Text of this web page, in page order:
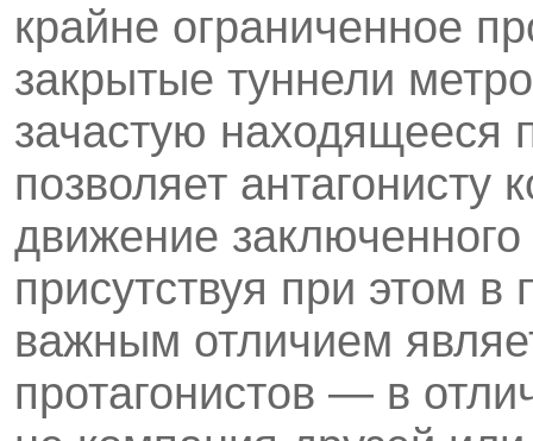
крайне ограниченное
закрытые туннели
зачастую находящееся
позволяет антагонисту
движение
присутствуя при этом
важным отличием
протагонистов — в